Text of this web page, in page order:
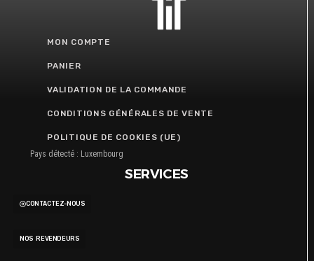
MON COMPTE
PANIER
VALIDATION DE LA COMMANDE
CONDITIONS GÉNÉRALES DE VENTE
POLITIQUE DE COOKIES (UE)
Pays détecté : Luxembourg
SERVICES
CONTACTEZ-NOUS
NOS REVENDEURS